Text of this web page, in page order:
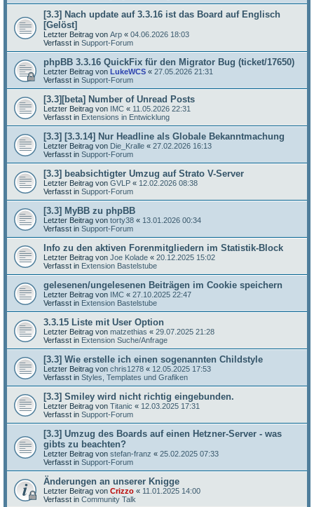
[3.3] Nach update auf 3.3.16 ist das Board auf Englisch
[Gelöst]
Letzter Beitrag von Arp « 04.06.2026 18:03
Verfasst in Support-Forum
phpBB 3.3.16 QuickFix für den Migrator Bug (ticket/17650)
Letzter Beitrag von LukeWCS « 27.05.2026 21:31
Verfasst in Support-Forum
[3.3][beta] Number of Unread Posts
Letzter Beitrag von IMC « 11.05.2026 22:31
Verfasst in Extensions in Entwicklung
[3.3] [3.3.14] Nur Headline als Globale Bekanntmachung
Letzter Beitrag von Die_Kralle « 27.02.2026 16:13
Verfasst in Support-Forum
[3.3] beabsichtigter Umzug auf Strato V-Server
Letzter Beitrag von GVLP « 12.02.2026 08:38
Verfasst in Support-Forum
[3.3] MyBB zu phpBB
Letzter Beitrag von torty38 « 13.01.2026 00:34
Verfasst in Support-Forum
Info zu den aktiven Forenmitgliedern im Statistik-Block
Letzter Beitrag von Joe Kolade « 20.12.2025 15:02
Verfasst in Extension Bastelstube
gelesenen/ungelesenen Beiträgen im Cookie speichern
Letzter Beitrag von IMC « 27.10.2025 22:47
Verfasst in Extension Bastelstube
3.3.15 Liste mit User Option
Letzter Beitrag von matzethias « 29.07.2025 21:28
Verfasst in Extension Suche/Anfrage
[3.3] Wie erstelle ich einen sogenannten Childstyle
Letzter Beitrag von chris1278 « 12.05.2025 17:53
Verfasst in Styles, Templates und Grafiken
[3.3] Smiley wird nicht richtig eingebunden.
Letzter Beitrag von Titanic « 12.03.2025 17:31
Verfasst in Support-Forum
[3.3] Umzug des Boards auf einen Hetzner-Server - was
gibts zu beachten?
Letzter Beitrag von stefan-franz « 25.02.2025 07:33
Verfasst in Support-Forum
Änderungen an unserer Knigge
Letzter Beitrag von Crizzo « 11.01.2025 14:00
Verfasst in Community Talk